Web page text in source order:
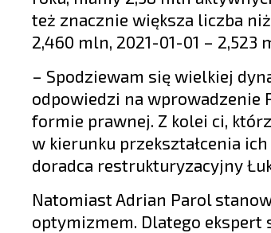
też znacznie większa liczba
2,460 mln, 2021-01-01 – 2,523
– Spodziewam się wielkiej
odpowiedzi na wprowadzenie
formie prawnej. Z kolei ci,
w kierunku przekształcenia
doradca restrukturyzacyjny
Natomiast Adrian Parol
optymizmem. Dlatego